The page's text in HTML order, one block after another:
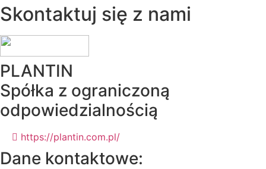
Skontaktuj się z nami
PLANTIN
Spółka z ograniczoną
odpowiedzialnością
https://plantin.com.pl/
Dane kontaktowe: